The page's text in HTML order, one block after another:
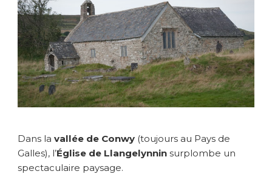
e
d
e
l
a
n
g
e
n
n
Dans la vallée de Conwy (toujours au Pays de
Galles), l’Église de Llangelynnin surplombe un
spectaculaire paysage.